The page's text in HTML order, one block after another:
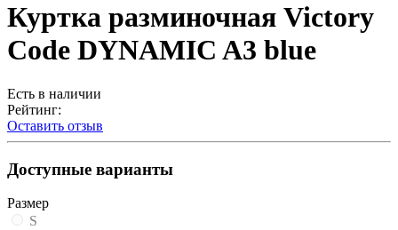
Куртка разминочная Victory
Code DYNAMIC A3 blue
Есть в наличии
Рейтинг:
Оставить отзыв
Доступные варианты
Размер
S